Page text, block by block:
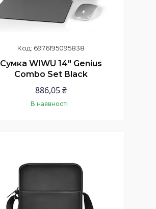
6976195095838
Сумка WIWU 14" Genius
Combo Set Black
886,05 ₴
В наявності